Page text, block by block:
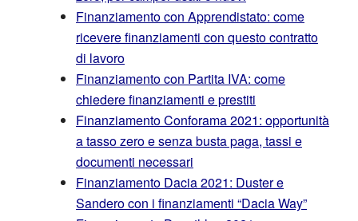
Finanziamento con Apprendistato: come
ricevere finanziamenti con questo contratto
di lavoro
Finanziamento con Partita IVA: come
chiedere finanziamenti e prestiti
Finanziamento Conforama 2021: opportunità
a tasso zero e senza busta paga, tassi e
documenti necessari
Finanziamento Dacia 2021: Duster e
Sandero con i finanziamenti “Dacia Way”